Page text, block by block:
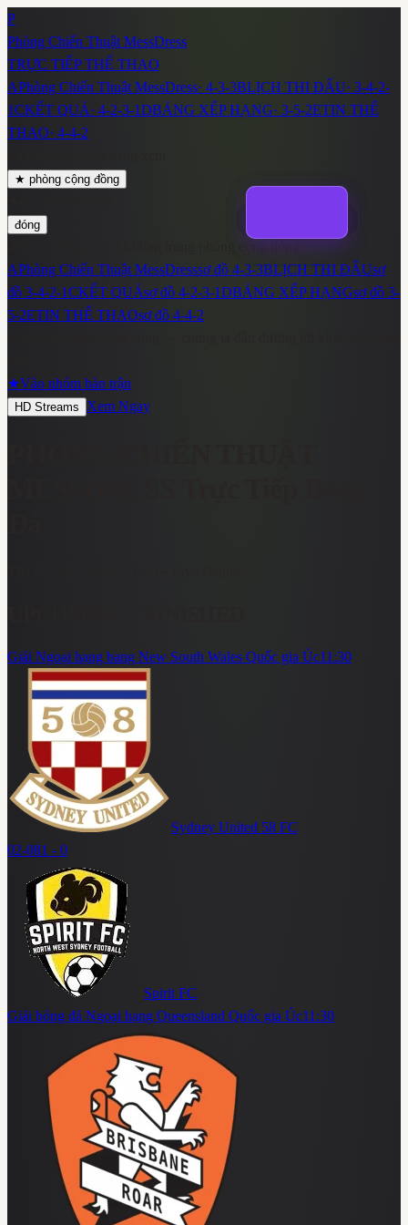
P
Phòng Chiến Thuật MessDress
TRỰC TIẾP THỂ THAO
APhòng Chiến Thuật MessDress· 4-3-3BLỊCH THI ĐẤU· 3-4-2-
1CKẾT QUẢ· 4-2-3-1DBẢNG XẾP HẠNG· 3-5-2ETIN THỂ
THAO· 4-4-2
★ phòng cộng đồng
đóng
fan trong phòng cộng đồng
APhòng Chiến Thuật MessDresssơ đồ 4-3-3BLỊCH THI ĐẤUsơ
đồ 3-4-2-1CKẾT QUẢsơ đồ 4-2-3-1DBẢNG XẾP HẠNGsơ đồ 3-
5-2ETIN THỂ THAOsơ đồ 4-4-2
★Vào nhóm bàn trận
HD Streams Xem Ngay
Giải Ngoại hạng bang New South Wales Quốc gia Úc11:30
Sydney United 58 FC
02-081 - 0
Spirit FC
Giải bóng đá Ngoại hạng Queensland Quốc gia Úc11:30